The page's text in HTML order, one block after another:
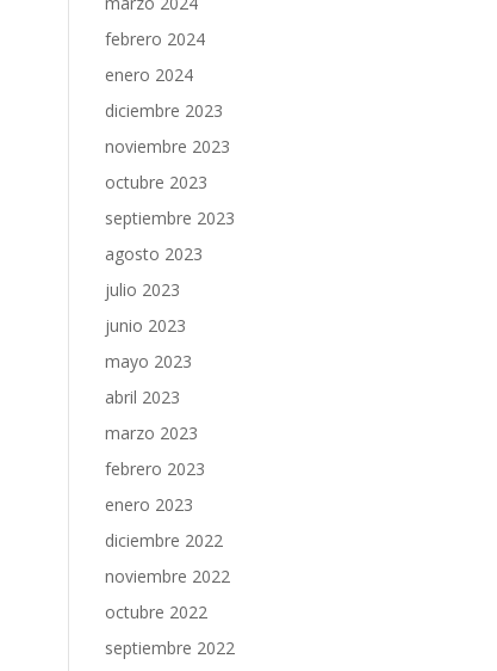
febrero 2024
enero 2024
diciembre 2023
noviembre 2023
octubre 2023
septiembre 2023
agosto 2023
julio 2023
junio 2023
mayo 2023
abril 2023
marzo 2023
febrero 2023
enero 2023
diciembre 2022
noviembre 2022
octubre 2022
septiembre 2022